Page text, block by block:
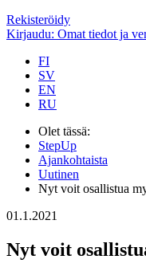
Rekisteröidy
Kirjaudu: Omat tiedot ja
FI
SV
EN
RU
Olet tässä:
StepUp
Ajankohtaista
Uutinen
Nyt voit osallistua
01.1.2021
Nyt voit